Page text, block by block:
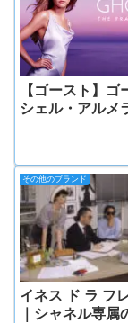
【ゴースト】ゴ
シェル・アルメ
その他のブランド
イネス ド ラ フ
｜シャネル専属